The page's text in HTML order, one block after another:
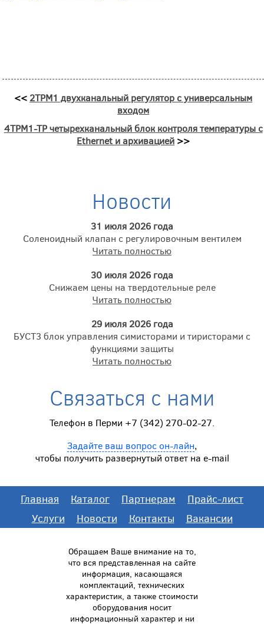
<< 2ТРМ1 двухканальный регулятор с универсальным
входом
4ТРМ1-ТР четырехканальный блок контроля температуры с
Ethernet и архивацией >>
Новости
31 июля 2026 года
Соленоидный клапан с регулировочным вентилем
Читать полностью
30 июля 2026 года
Снижаем цены на твердотельные реле
Читать полностью
29 июля 2026 года
БУСТ3 блок управления симисторами и тиристорами с
функциями защиты
Читать полностью
Связаться с нами
Телефон в Перми +7 (342) 270-02-27.
Задайте ваш вопрос он-лайн,
чтобы получить развернутый ответ на e-mail
Главная Каталог Партнерам
Прайс-лист
Услуги
Новости Контакты Вакансии
Обращаем Ваше внимание на то,
что вся представленная на сайте
информация, касающаяся
комплектаций, технических
характеристик, а также стоимости
оборудования носит
информационный характер и ни